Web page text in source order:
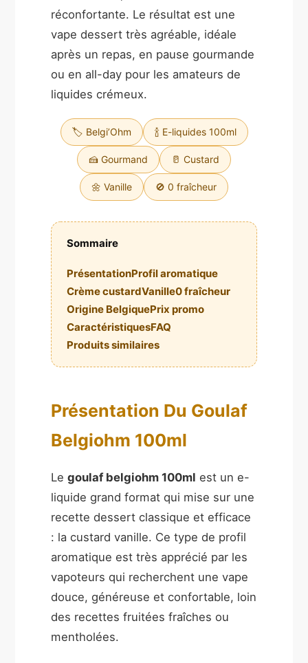
réconfortante. Le résultat est une
vape dessert très agréable, idéale
après un repas, en pause gourmande
ou en all-day pour les amateurs de
liquides crémeux.
🏷️ Belgi’Ohm 🍾 E-liquides 100ml
🍰 Gourmand 🥛 Custard
🌼 Vanille 🚫 0 fraîcheur
Sommaire
PrésentationProfil aromatique
Crème custardVanille0 fraîcheur
Origine BelgiquePrix promo
CaractéristiquesFAQ
Produits similaires
Présentation Du Goulaf
Belgiohm 100ml
Legoulaf belgiohm 100ml est un e-
liquide grand format qui mise sur une
recette dessert classique et efficace
: la custard vanille. Ce type de profil
aromatique est très apprécié par les
vapoteurs qui recherchent une vape
douce, généreuse et confortable, loin
des recettes fruitées fraîches ou
mentholées.